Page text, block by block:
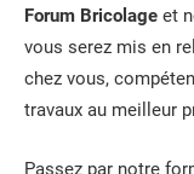
Forum Bricolage et
vous serez mis en
chez vous,
travaux au meilleur
Passez par notre